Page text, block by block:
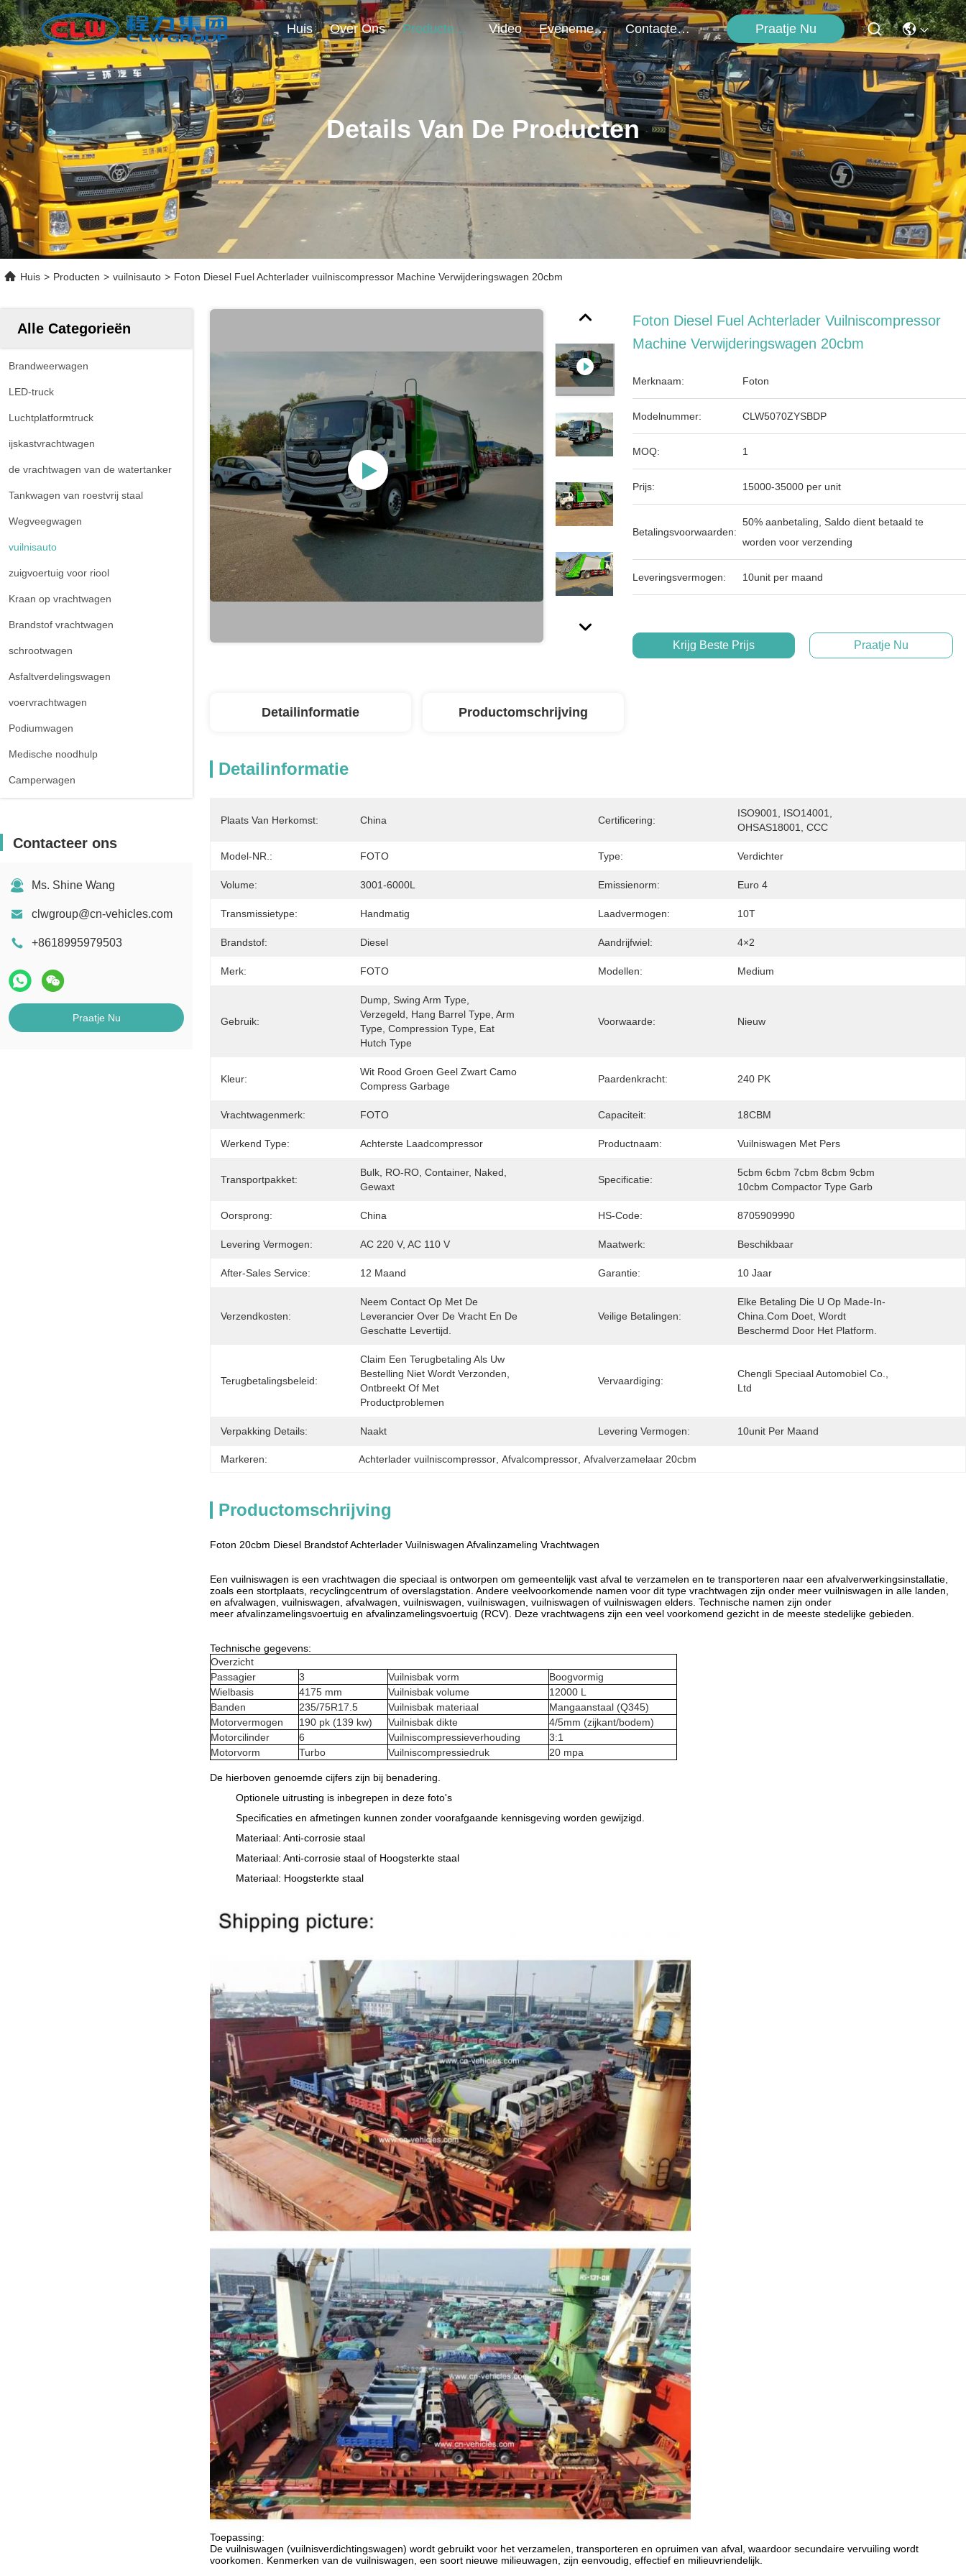
Huis Over Ons Producten Video Evenementen Contacteer Ons Praatje Nu
Details Van De Producten
Huis > Producten > vuilnisauto > Foton Diesel Fuel Achterlader vuilniscompressor Machine Verwijderingswagen 20cbm
Alle Categorieën
Brandweerwagen
LED-truck
Luchtplatformtruck
ijskastvrachtwagen
de vrachtwagen van de watertanker
Tankwagen van roestvrij staal
Wegveegwagen
vuilnisauto
zuigvoertuig voor riool
Kraan op vrachtwagen
Brandstof vrachtwagen
schrootwagen
Asfaltverdelingswagen
voervrachtwagen
Podiumwagen
Medische noodhulp
Camperwagen
Contacteer ons
Ms. Shine Wang
clwgroup@cn-vehicles.com
+8618995979503
Praatje Nu
Foton Diesel Fuel Achterlader Vuilniscompressor
Machine Verwijderingswagen 20cbm
Merknaam: Foton
Modelnummer: CLW5070ZYSBDP
MOQ: 1
Prijs: 15000-35000 per unit
Betalingsvoorwaarden:
50% aanbetaling, Saldo dient betaald te
worden voor verzending
Leveringsvermogen: 10unit per maand
Krijg Beste Prijs Praatje Nu
Detailinformatie Productomschrijving
Detailinformatie
Plaats Van Herkomst: China Certificering:
ISO9001, ISO14001,
OHSAS18001, CCC
Model-NR.: FOTO Type: Verdichter
Volume: 3001-6000L Emissienorm: Euro 4
Transmissietype: Handmatig Laadvermogen: 10T
Brandstof: Diesel Aandrijfwiel: 4×2
Merk: FOTO Modellen: Medium
Gebruik:
Dump, Swing Arm Type,
Verzegeld, Hang Barrel Type, Arm
Type, Compression Type, Eat
Hutch Type
Voorwaarde: Nieuw
Kleur:
Wit Rood Groen Geel Zwart Camo
Compress Garbage
Paardenkracht: 240 PK
Vrachtwagenmerk: FOTO Capaciteit: 18CBM
Werkend Type: Achterste Laadcompressor Productnaam: Vuilniswagen Met Pers
Transportpakket:
Bulk, RO-RO, Container, Naked,
Gewaxt
Specificatie:
5cbm 6cbm 7cbm 8cbm 9cbm
10cbm Compactor Type Garb
Oorsprong: China HS-Code: 8705909990
Levering Vermogen: AC 220 V, AC 110 V Maatwerk: Beschikbaar
After-Sales Service: 12 Maand Garantie: 10 Jaar
Verzendkosten:
Neem Contact Op Met De
Leverancier Over De Vracht En De
Geschatte Levertijd.
Veilige Betalingen:
Elke Betaling Die U Op Made-In-
China.com Doet, Wordt
Beschermd Door Het Platform.
Terugbetalingsbeleid:
Claim Een ​​terugbetaling Als Uw
Bestelling Niet Wordt Verzonden,
Ontbreekt Of Met
Productproblemen
Vervaardiging:
Chengli Speciaal Automobiel Co.,
Ltd
Verpakking Details: Naakt Levering Vermogen: 10unit Per Maand
Markeren: Achterlader vuilniscompressor Afvalcompressor Afvalverzamelaar 20cbm
Productomschrijving
Foton 20cbm Diesel Brandstof Achterlader Vuilniswagen Afvalinzameling Vrachtwagen
Een vuilniswagen is een vrachtwagen die speciaal is ontworpen om gemeentelijk vast afval te verzamelen en te transporteren naar een afvalverwerkingsinstallatie,
zoals een stortplaats, recyclingcentrum of overslagstation. Andere veelvoorkomende namen voor dit type vrachtwagen zijn onder meer vuilniswagen in alle landen,
en afvalwagen, vuilniswagen, afvalwagen, vuilniswagen, vuilniswagen, vuilniswagen of vuilniswagen elders. Technische namen zijn onder
meer afvalinzamelingsvoertuig en afvalinzamelingsvoertuig (RCV). Deze vrachtwagens zijn een veel voorkomend gezicht in de meeste stedelijke gebieden.
Technische gegevens:
Overzicht
Passagier
3 Vuilnisbak vorm
Boogvormig
Wielbasis
4175 mm Vuilnisbak volume
12000 L
Banden
235/75R17.5 Vuilnisbak materiaal
Mangaanstaal (Q345)
Motorvermogen
190 pk (139 kw) Vuilnisbak dikte
4/5mm (zijkant/bodem)
Motorcilinder
6 Vuilniscompressieverhouding
3:1
Motorvorm
Turbo Vuilniscompressiedruk 20 mpa
De hierboven genoemde cijfers zijn bij benadering.
Optionele uitrusting is inbegrepen in deze foto's
Specificaties en afmetingen kunnen zonder voorafgaande kennisgeving worden gewijzigd.
Materiaal: Anti-corrosie staal
Materiaal: Anti-corrosie staal of Hoogsterkte staal
Materiaal: Hoogsterkte staal
Toepassing:
De vuilniswagen (vuilnisverdichtingswagen) wordt gebruikt voor het verzamelen, transporteren en opruimen van afval, waardoor secundaire vervuiling wordt
voorkomen. Kenmerken van de vuilniswagen, een soort nieuwe milieuwagen, zijn eenvoudig, effectief en milieuvriendelijk.